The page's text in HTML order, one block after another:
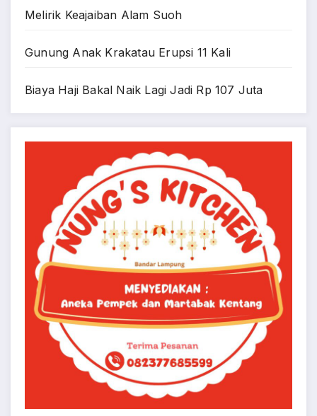
Melirik Keajaiban Alam Suoh
Gunung Anak Krakatau Erupsi 11 Kali
Biaya Haji Bakal Naik Lagi Jadi Rp 107 Juta